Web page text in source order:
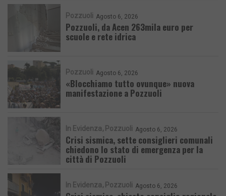
Pozzuoli Agosto 6, 2026
Pozzuoli, da Acen 263mila euro per
scuole e rete idrica
Pozzuoli Agosto 6, 2026
«Blocchiamo tutto ovunque» nuova
manifestazione a Pozzuoli
In Evidenza Pozzuoli Agosto 6, 2026
Crisi sismica, sette consiglieri comunali
chiedono lo stato di emergenza per la
città di Pozzuoli
In Evidenza Pozzuoli Agosto 6, 2026